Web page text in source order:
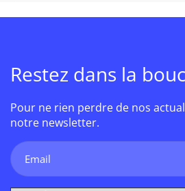
Restez dans la
Pour ne rien perdre de nos
notre newsletter.